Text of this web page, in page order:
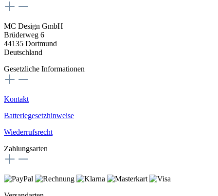
MC Design GmbH
Brüderweg 6
44135 Dortmund
Deutschland
Gesetzliche Informationen
Kontakt
Batteriegesetzhinweise
Wiederrufsrecht
Zahlungsarten